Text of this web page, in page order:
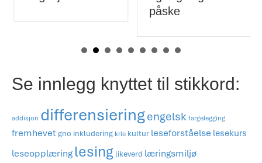
påske
Se innlegg knyttet til stikkord:
addisjon differensieringengelsk fargelegging
fremhevet gno inkludering krle kultur leseforståelse lesekurs
leseopplæring lesing likeverd læringsmiljø